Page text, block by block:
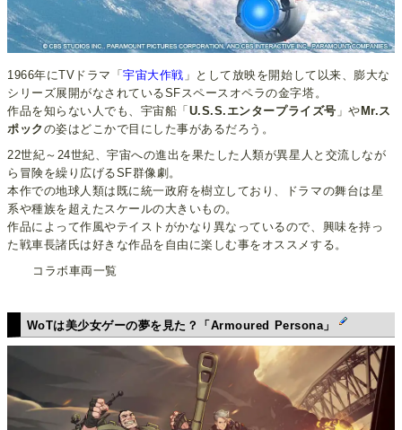
1966年にTVドラマ「宇宙大作戦 」として放映を開始して以来、膨大な
シリーズ展開がなされているSFスペースオペラの金字塔。
作品を知らない人でも、宇宙船「U.S.S.エンタープライズ号 」やMr.ス
ポックの姿はどこかで目にした事があるだろう。
22世紀～24世紀、宇宙への進出を果たした人類が異星人と交流しなが
ら冒険を繰り広げるSF群像劇。
本作での地球人類は既に統一政府を樹立しており、ドラマの舞台は星
系や種族を超えたスケールの大きいもの。
作品によって作風やテイストがかなり異なっているので、興味を持っ
た戦車長諸氏は好きな作品を自由に楽しむ事をオススメする。
コラボ車両一覧
WoTは美少女ゲーの夢を見た？「Armoured Persona」